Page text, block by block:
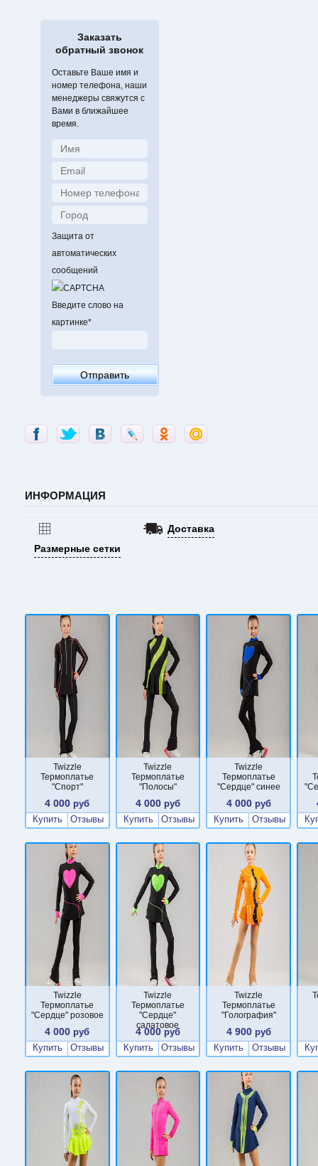
Заказать
обратный звонок
Оставьте Ваше имя и
номер телефона, наши
менеджеры свяжутся с
Вами в ближайшее
время.
Защита от
автоматических
сообщений
Введите слово на
картинке*
ИНФОРМАЦИЯ
Размерные сетки
Доставка
Twizzle
Термоплатье
"Спорт"
4 000 руб
Купить
Отзывы
Twizzle
Термоплатье
"Полосы"
4 000 руб
Купить
Отзывы
Twizzle
Термоплатье
"Сердце" синее
4 000руб
Купить
Отзывы
Twizzle
Термоплатье
"Сердце" розовое
4 000 руб
Купить
Отзывы
Twizzle
Термоплатье
"Сердце"
салатовое
4 000 руб
Купить
Отзывы
Twizzle
Термоплатье
"Голография"
4 900руб
Купить
Отзывы